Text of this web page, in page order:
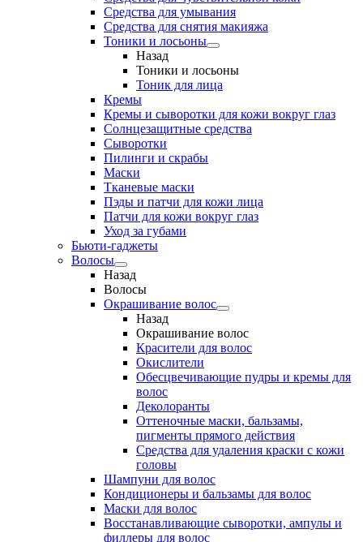
Средства для умывания
Средства для снятия макияжа
Тоники и лосьоны
Назад
Тоники и лосьоны
Тоник для лица
Кремы
Кремы и сыворотки для кожи вокруг глаз
Солнцезащитные средства
Сыворотки
Пилинги и скрабы
Маски
Тканевые маски
Пэды и патчи для кожи лица
Патчи для кожи вокруг глаз
Уход за губами
Бьюти-гаджеты
Волосы
Назад
Волосы
Окрашивание волос
Назад
Окрашивание волос
Красители для волос
Окислители
Обесцвечивающие пудры и кремы для
волос
Деколоранты
Оттеночные маски, бальзамы,
пигменты прямого действия
Средства для удаления краски с кожи
головы
Шампуни для волос
Кондиционеры и бальзамы для волос
Маски для волос
Восстанавливающие сыворотки, ампулы и
филлеры для волос